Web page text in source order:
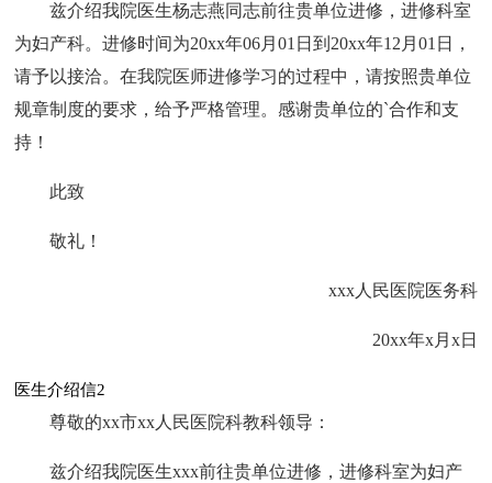
兹介绍我院医生杨志燕同志前往贵单位进修，进修科室
为妇产科。进修时间为20xx年06月01日到20xx年12月01日，
请予以接洽。在我院医师进修学习的过程中，请按照贵单位
规章制度的要求，给予严格管理。感谢贵单位的`合作和支
持！
此致
敬礼！
xxx人民医院医务科
20xx年x月x日
医生介绍信2
尊敬的xx市xx人民医院科教科领导：
兹介绍我院医生xxx前往贵单位进修，进修科室为妇产